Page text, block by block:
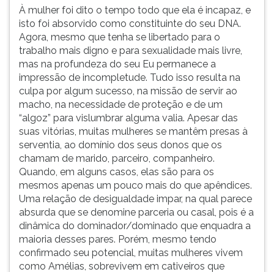
À mulher foi dito o tempo todo que ela é incapaz, e
isto foi absorvido como constituinte do seu DNA.
Agora, mesmo que tenha se libertado para o
trabalho mais digno e para sexualidade mais livre,
mas na profundeza do seu Eu permanece a
impressão de incompletude. Tudo isso resulta na
culpa por algum sucesso, na missão de servir ao
macho, na necessidade de proteção e de um
“algoz” para vislumbrar alguma valia. Apesar das
suas vitórias, muitas mulheres se mantêm presas à
serventia, ao domínio dos seus donos que os
chamam de marido, parceiro, companheiro.
Quando, em alguns casos, elas são para os
mesmos apenas um pouco mais do que apêndices.
Uma relação de desigualdade impar, na qual parece
absurda que se denomine parceria ou casal, pois é a
dinâmica do dominador/dominado que enquadra a
maioria desses pares. Porém, mesmo tendo
confirmado seu potencial, muitas mulheres vivem
como Amélias, sobrevivem em cativeiros que